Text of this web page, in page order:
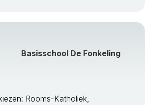
Basisschool De Fonkeling
Rooms-Katholiek,